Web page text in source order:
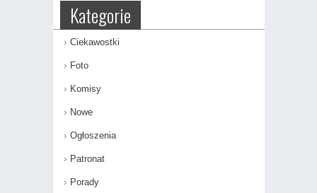
Kategorie
Ciekawostki
Foto
Komisy
Nowe
Ogłoszenia
Patronat
Porady